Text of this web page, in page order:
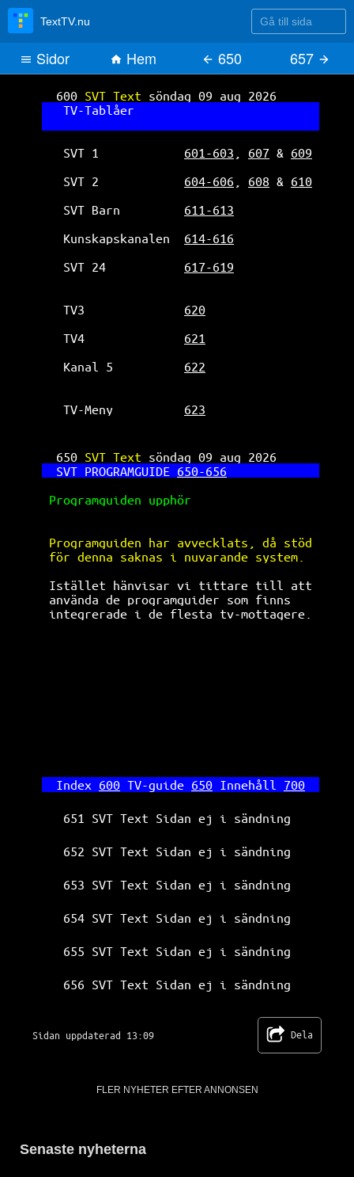
600 SVT Text söndag 09 aug 2026
TV-Tablåer
SVT 1 601-603 607 & 609
SVT 2 604-606 608 & 610
SVT Barn 611-613
Kunskapskanalen 614-616
SVT 24 617-619
TV3 620
TV4 621
Kanal 5 622
TV-Meny 623
650 SVT Text söndag 09 aug 2026
SVT PROGRAMGUIDE 650-656
Programguiden upphör
Programguiden har avvecklats, då stöd
för denna saknas i nuvarande system.
Istället hänvisar vi tittare till att
använda de programguider som finns
integrerade i de flesta tv-mottagere.
Index 600 TV-guide 650 Innehåll 700
651 SVT Text Sidan ej i sändning
652 SVT Text Sidan ej i sändning
653 SVT Text Sidan ej i sändning
654 SVT Text Sidan ej i sändning
655 SVT Text Sidan ej i sändning
656 SVT Text Sidan ej i sändning
Sidan uppdaterad 13:09 Dela
FLER NYHETER EFTER ANNONSEN
Senaste nyheterna
TextTV.nu Gå till sida
Sidor Hem 650 657